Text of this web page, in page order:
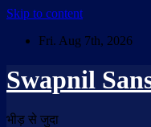
Skip to content
Fri. Aug 7th, 2026
Swapnil
भीड़ से जुदा